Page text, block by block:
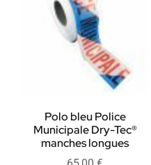
Polo bleu Police
Municipale Dry-Tec®
manches longues